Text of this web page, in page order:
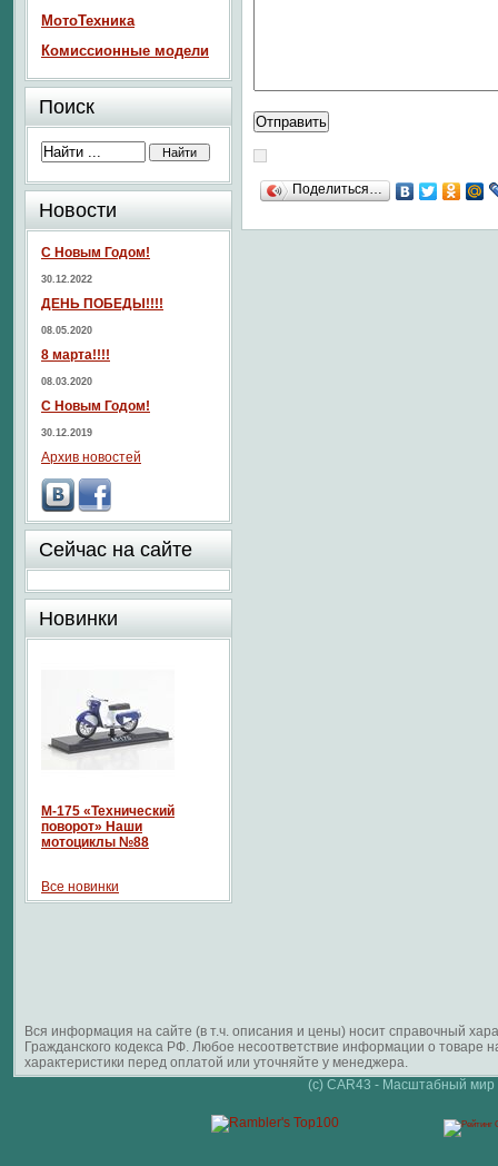
Поделиться…
МотоТехника
Комиссионные модели
Поиск
Новости
С Новым Годом!
30.12.2022
ДЕНЬ ПОБЕДЫ!!!!
08.05.2020
8 марта!!!!
08.03.2020
С Новым Годом!
30.12.2019
Архив новостей
Сейчас на сайте
Новинки
М-175 «Технический
поворот» Наши
мотоциклы №88
Все новинки
Вся информация на сайте (в т.ч. описания и цены) носит справочный
Гражданского кодекса РФ. Любое несоответствие информации о
характеристики перед оплатой или уточняйте у менеджера.
(c) CAR43 - Масштабный мир